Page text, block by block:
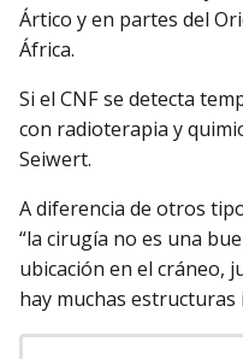
Ártico y en partes del
África.
Si el CNF se detecta
con radioterapia y
Seiwert.
A diferencia de otros
“la cirugía no es una
ubicación en el cráneo,
hay muchas estructuras